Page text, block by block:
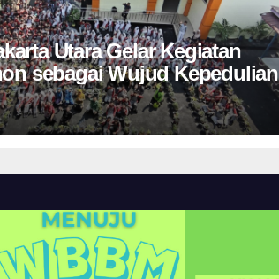
Utara Gelar Kegiatan
sebagai Wujud Kepedulian